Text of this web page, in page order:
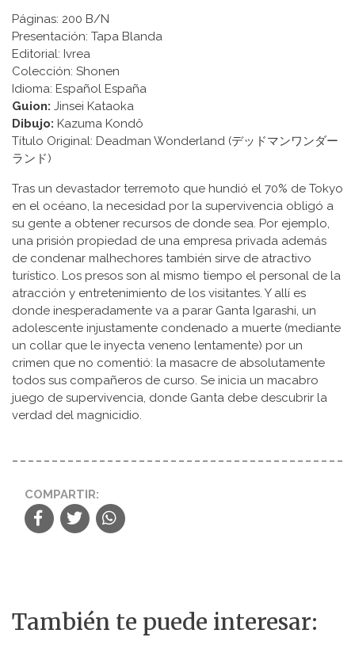
Páginas: 200 B/N
Presentación: Tapa Blanda
Editorial: Ivrea
Colección: Shonen
Idioma: Español España
Guion: Jinsei Kataoka
Dibujo: Kazuma Kondô
Título Original: Deadman Wonderland (デッドマンワンダー
ランド)
Tras un devastador terremoto que hundió el 70% de Tokyo
en el océano, la necesidad por la supervivencia obligó a
su gente a obtener recursos de donde sea. Por ejemplo,
una prisión propiedad de una empresa privada además
de condenar malhechores también sirve de atractivo
turístico. Los presos son al mismo tiempo el personal de la
atracción y entretenimiento de los visitantes. Y allí es
donde inesperadamente va a parar Ganta Igarashi, un
adolescente injustamente condenado a muerte (mediante
un collar que le inyecta veneno lentamente) por un
crimen que no comentió: la masacre de absolutamente
todos sus compañeros de curso. Se inicia un macabro
juego de supervivencia, donde Ganta debe descubrir la
verdad del magnicidio.
COMPARTIR:
También te puede interesar: